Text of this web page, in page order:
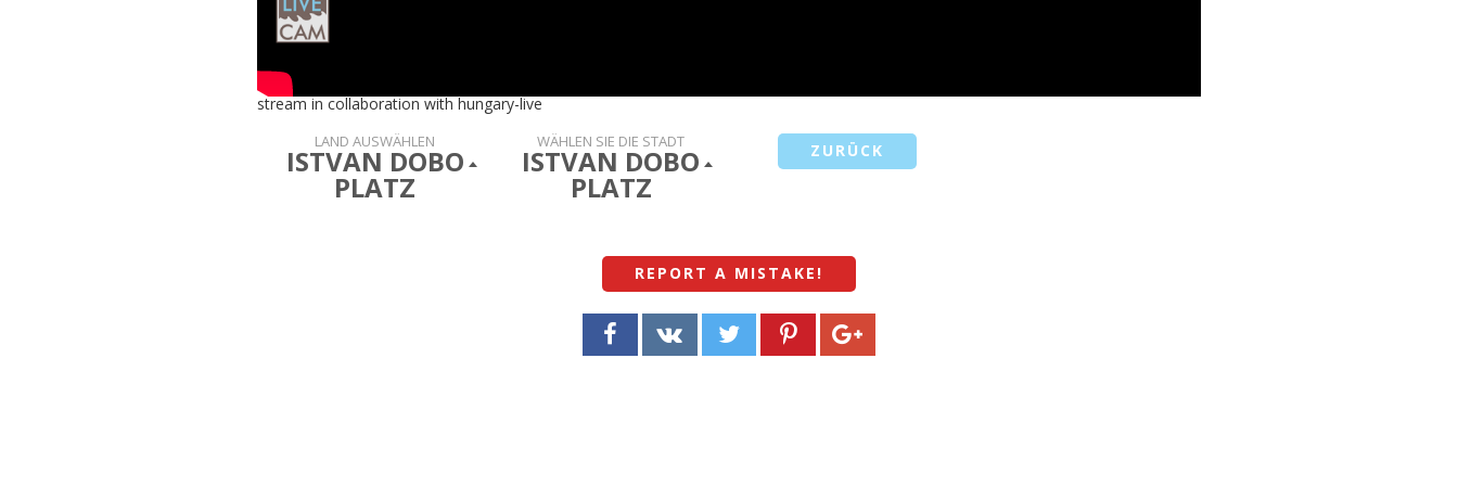
stream in collaboration with hungary-live
LAND AUSWÄHLEN
ISTVAN DOBO
PLATZ
WÄHLEN SIE DIE STADT
ISTVAN DOBO
PLATZ
ZURÜCK
REPORT A MISTAKE !